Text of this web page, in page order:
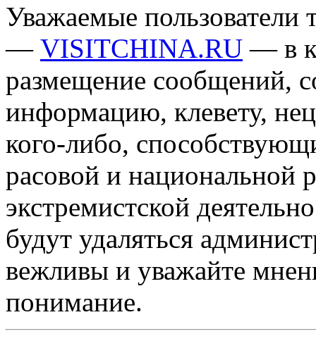
Уважаемые пользователи
— VISITCHINA.RU — в
размещение сообщений,
информацию, клевету,
кого-либо,
расовой и национальной
экстремистской
будут удаляться
вежливы и уважайте
понимание.